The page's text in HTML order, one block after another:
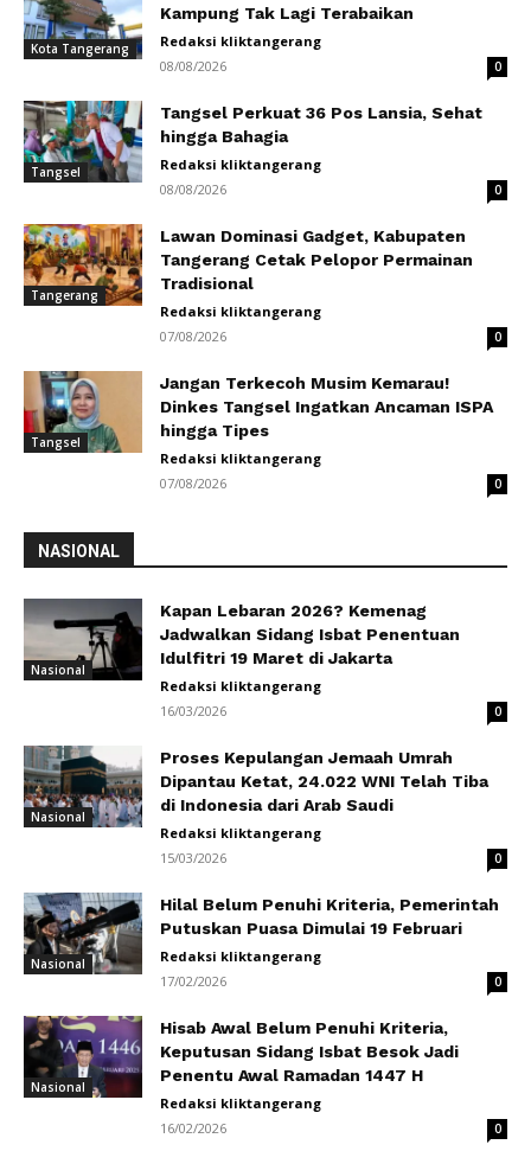
Kota Tangerang
Kampung Tak Lagi Terabaikan
Redaksi kliktangerang
08/08/2026
0
Tangsel
Tangsel Perkuat 36 Pos Lansia, Sehat
hingga Bahagia
Redaksi kliktangerang
08/08/2026
0
Tangerang
Lawan Dominasi Gadget, Kabupaten
Tangerang Cetak Pelopor Permainan
Tradisional
Redaksi kliktangerang
07/08/2026
0
Tangsel
Jangan Terkecoh Musim Kemarau!
Dinkes Tangsel Ingatkan Ancaman ISPA
hingga Tipes
Redaksi kliktangerang
07/08/2026
0
NASIONAL
Nasional
Kapan Lebaran 2026? Kemenag
Jadwalkan Sidang Isbat Penentuan
Idulfitri 19 Maret di Jakarta
Redaksi kliktangerang
16/03/2026
0
Nasional
Proses Kepulangan Jemaah Umrah
Dipantau Ketat, 24.022 WNI Telah Tiba
di Indonesia dari Arab Saudi
Redaksi kliktangerang
15/03/2026
0
Nasional
Hilal Belum Penuhi Kriteria, Pemerintah
Putuskan Puasa Dimulai 19 Februari
Redaksi kliktangerang
17/02/2026
0
Nasional
Hisab Awal Belum Penuhi Kriteria,
Keputusan Sidang Isbat Besok Jadi
Penentu Awal Ramadan 1447 H
Redaksi kliktangerang
16/02/2026
0